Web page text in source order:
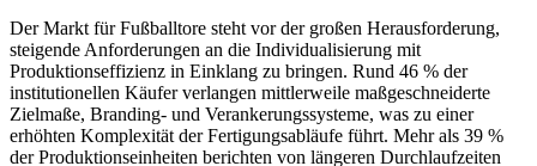
Der Markt für Fußballtore steht vor der großen Herausforderung,
steigende Anforderungen an die Individualisierung mit
Produktionseffizienz in Einklang zu bringen. Rund 46 % der
institutionellen Käufer verlangen mittlerweile maßgeschneiderte
Zielmaße, Branding- und Verankerungssysteme, was zu einer
erhöhten Komplexität der Fertigungsabläufe führt. Mehr als 39 %
der Produktionseinheiten berichten von längeren Durchlaufzeiten